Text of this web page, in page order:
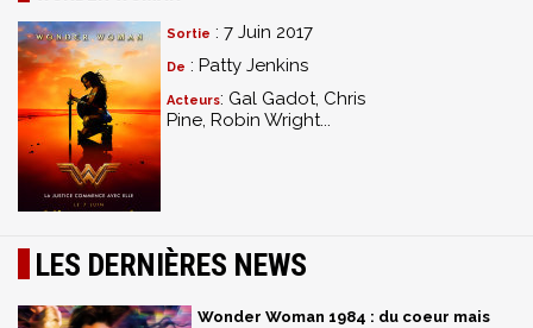
Sortie : 7 Juin 2017
De : Patty Jenkins
Acteurs: Gal Gadot, Chris
Pine, Robin Wright...
LES DERNIÈRES NEWS
Wonder Woman 1984 : du coeur mais